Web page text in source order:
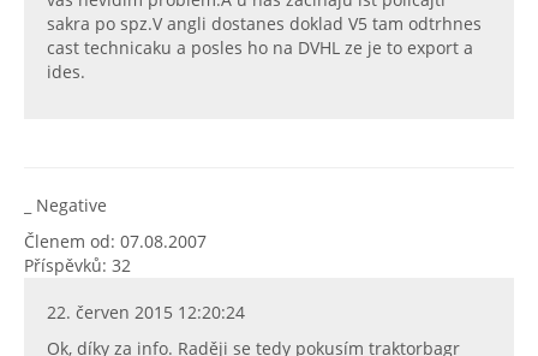
sakra po spz.V angli dostanes doklad V5 tam odtrhnes
cast technicaku a posles ho na DVHL ze je to export a
ides.
_ Negative
Členem od: 07.08.2007
Příspěvků: 32
22. červen 2015 12:20:24
Ok, díky za info. Raději se tedy pokusím traktorbagr